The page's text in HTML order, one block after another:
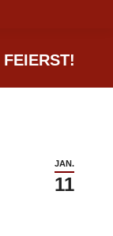
JAN.
11